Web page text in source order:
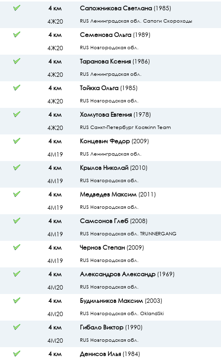
4 км
4Ж20
Сапожникова Светлана(1985)
RUS Ленинградская обл. Сапоги Скороходы
4 км
4Ж20
Семенова Ольга(1989)
RUS Новгородская обл.
4 км
4Ж20
Таранова Ксения(1986)
RUS Ленинградская обл.
4 км
4Ж20
Тойкка Ольга(1985)
RUS Новгородская обл.
4 км
4Ж20
Хомутова Евгения(1978)
RUS Санкт-Петербург Косякinn Team
4 км
4М19
Концевич Федор(2009)
RUS Ленинградская обл.
4 км
4М19
Крылов Николай(2010)
RUS Новгородская обл.
4 км
4М19
Медведев Максим(2011)
RUS Новгородская обл.
4 км
4М19
Самсонов Глеб(2008)
RUS Новгородская обл. TRUNNERGANG
4 км
4М19
Чернов Степан(2009)
RUS Новгородская обл.
4 км
4М20
Александров Александр(1969)
RUS Новгородская обл.
4 км
4М20
Будильников Максим(2003)
RUS Новгородская обл. OklandSki
4 км
4М20
Гибало Виктор(1990)
RUS Новгородская обл.
4 км
Денисов Илья(1984)